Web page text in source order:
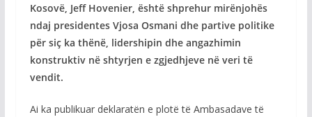
Kosovë, Jeff Hovenier, është shprehur mirënjohës
ndaj presidentes Vjosa Osmani dhe partive politike
për siç ka thënë, lidershipin dhe angazhimin
konstruktiv në shtyrjen e zgjedhjeve në veri të
vendit.
Ai ka publikuar deklaratën e plotë të Ambasadave të